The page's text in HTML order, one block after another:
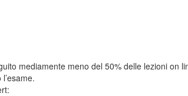
mediamente meno del 50% delle lezioni on